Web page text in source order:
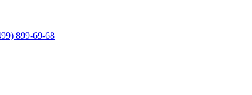
899-69-68